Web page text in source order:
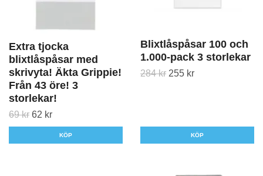
Extra tjocka
blixtlåspåsar med
skrivyta! Äkta Grippie!
Från 43 öre! 3
storlekar!
69 kr 62 kr
KÖP
Blixtlåspåsar 100 och
1.000-pack 3 storlekar
284 kr 255 kr
KÖP